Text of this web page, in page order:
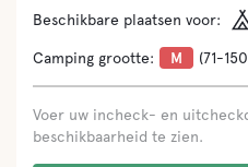
Beschikbare plaatsen voor:
Camping grootte: M (71-
Voer uw incheck- en
beschikbaarheid te zien.